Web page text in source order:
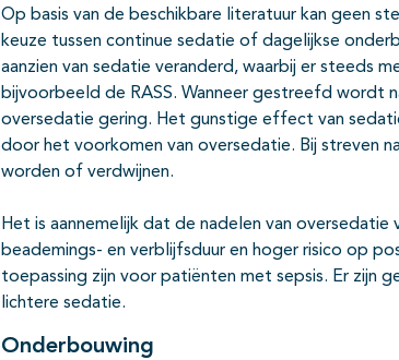
Op basis van de beschikbare literatuur kan geen
keuze tussen continue sedatie of dagelijkse
aanzien van sedatie veranderd, waarbij er steeds
bijvoorbeeld de RASS. Wanneer gestreefd wordt
oversedatie gering. Het gunstige effect van
door het voorkomen van oversedatie. Bij streven
worden of verdwijnen.
Het is aannemelijk dat de nadelen van
beademings- en verblijfsduur en hoger risico op
toepassing zijn voor patiënten met sepsis. Er zijn
lichtere sedatie.
Onderbouwing